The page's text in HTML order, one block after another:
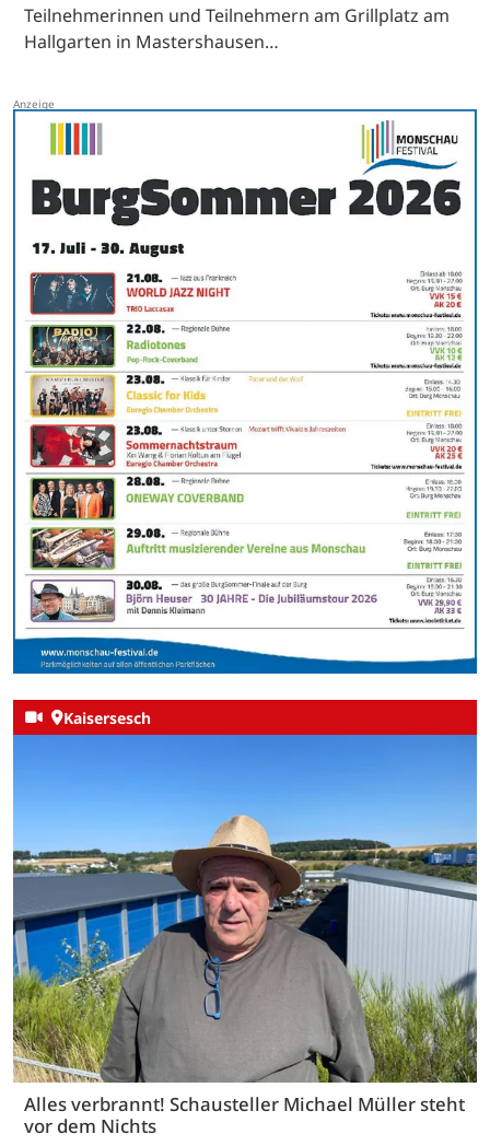
Teilnehmerinnen und Teilnehmern am Grillplatz am
Hallgarten in Mastershausen…
Kaisersesch
Alles verbrannt! Schausteller Michael Müller steht
vor dem Nichts